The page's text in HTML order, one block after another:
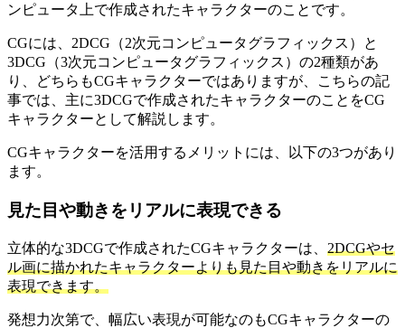
ンピュータ上で作成されたキャラクターのことです。
CGには、2DCG（2次元コンピュータグラフィックス）と
3DCG（3次元コンピュータグラフィックス）の2種類があ
り、どちらもCGキャラクターではありますが、こちらの記
事では、主に3DCGで作成されたキャラクターのことをCG
キャラクターとして解説します。
CGキャラクターを活用するメリットには、以下の3つがあり
ます。
見た目や動きをリアルに表現できる
立体的な3DCGで作成されたCGキャラクターは、 2DCGやセ
ル画に描かれたキャラクターよりも見た目や動きをリアルに
表現できます。
発想力次第で、幅広い表現が可能なのもCGキャラクターの